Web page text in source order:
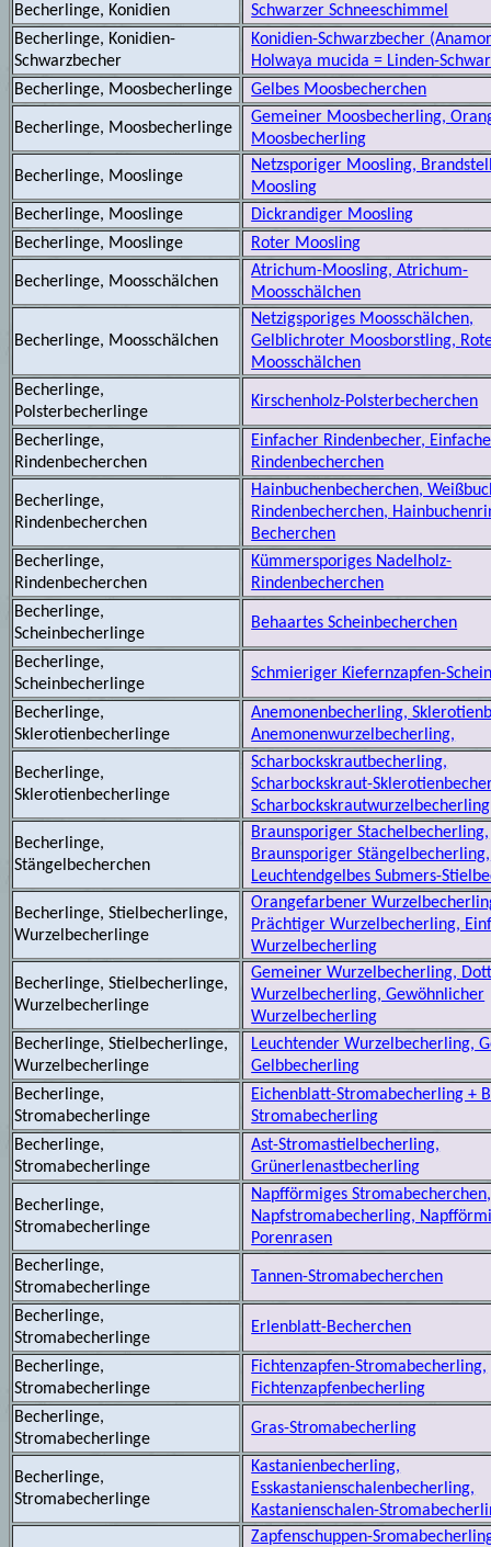
Becherlinge, Konidien
Schwarzer Schneeschimmel
Becherlinge, Konidien-
Schwarzbecher
Konidien-Schwarzbecher
Holwaya mucida = Linden-
Becherlinge, Moosbecherlinge
Gelbes Moosbecherchen
Becherlinge, Moosbecherlinge
Gemeiner Moosbecherling,
Moosbecherling
Becherlinge, Mooslinge
Netzsporiger Moosling,
Moosling
Becherlinge, Mooslinge
Dickrandiger Moosling
Becherlinge, Mooslinge
Roter Moosling
Becherlinge, Moosschälchen
Atrichum-Moosling, Atrichum-
Moosschälchen
Becherlinge, Moosschälchen
Netzigsporiges Moosschälchen,
Gelblichroter Moosborstling,
Moosschälchen
Becherlinge,
Polsterbecherlinge
Kirschenholz-Polsterbecherchen
Becherlinge,
Rindenbecherchen
Einfacher Rindenbecher,
Rindenbecherchen
Becherlinge,
Rindenbecherchen
Hainbuchenbecherchen,
Rindenbecherchen,
Becherchen
Becherlinge,
Rindenbecherchen
Kümmersporiges Nadelholz-
Rindenbecherchen
Becherlinge,
Scheinbecherlinge
Behaartes Scheinbecherchen
Becherlinge,
Scheinbecherlinge
Schmieriger Kiefernzapfen-
Becherlinge,
Sklerotienbecherlinge
Anemonenbecherling,
Anemonenwurzelbecherling,
Becherlinge,
Sklerotienbecherlinge
Scharbockskrautbecherling,
Scharbockskraut-
Scharbockskrautwurzelbecherling
Becherlinge,
Stängelbecherchen
Braunsporiger Stachelbecherling,
Braunsporiger Stängelbecherling,
Leuchtendgelbes Submers-
Becherlinge, Stielbecherlinge,
Wurzelbecherlinge
Orangefarbener
Prächtiger Wurzelbecherling,
Wurzelbecherling
Becherlinge, Stielbecherlinge,
Wurzelbecherlinge
Gemeiner Wurzelbecherling,
Wurzelbecherling, Gewöhnlicher
Wurzelbecherling
Becherlinge, Stielbecherlinge,
Wurzelbecherlinge
Leuchtender Wurzelbecherling,
Gelbbecherling
Becherlinge,
Stromabecherlinge
Eichenblatt-Stromabecherling +
Stromabecherling
Becherlinge,
Stromabecherlinge
Ast-Stromastielbecherling,
Grünerlenastbecherling
Becherlinge,
Stromabecherlinge
Napfförmiges Stromabecherchen,
Napfstromabecherling,
Porenrasen
Becherlinge,
Stromabecherlinge
Tannen-Stromabecherchen
Becherlinge,
Stromabecherlinge
Erlenblatt-Becherchen
Becherlinge,
Stromabecherlinge
Fichtenzapfen-Stromabecherling,
Fichtenzapfenbecherling
Becherlinge,
Stromabecherlinge
Gras-Stromabecherling
Becherlinge,
Stromabecherlinge
Kastanienbecherling,
Esskastanienschalenbecherling,
Kastanienschalen-
Zapfenschuppen-